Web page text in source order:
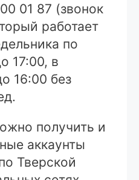
01 87 (звонок
работает
по
17:00, в
16:00 без
получить и
аккаунты
Тверской